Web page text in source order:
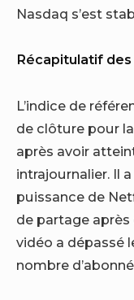
Nasdaq s’est
Récapitulatif
L’indice de
de clôture pour
après avoir
intrajournalier. Il
puissance de
de partage
vidéo a dépassé
nombre